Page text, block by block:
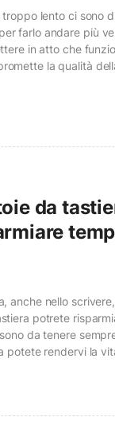
troppo lento ci sono
farlo andare più
in atto che
la qualità
da
anche nello
potrete
da tenere
potete rendervi la